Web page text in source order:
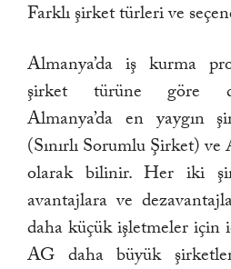
Farklı şirket türleri ve
Almanya’da iş kurma
şirket türüne göre
Almanya’da en yaygın
(Sınırlı Sorumlu Şirket)
olarak bilinir. Her iki
avantajlara ve
daha küçük işletmeler için
AG daha büyük